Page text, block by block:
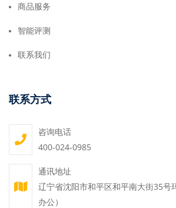
商品服务
智能评测
联系我们
联系方式
咨询电话
400-024-0985
通讯地址
辽宁省沈阳市和平区和平南大街35号
办公）